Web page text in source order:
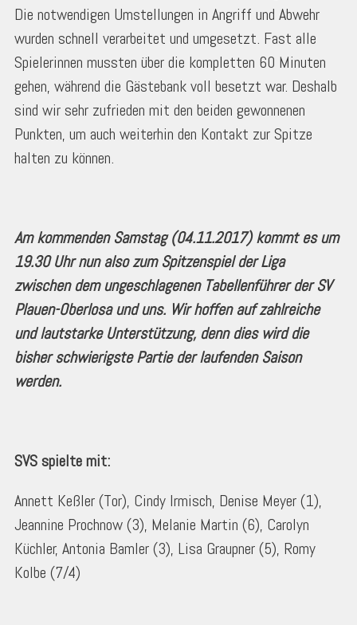
Die notwendigen Umstellungen in Angriff und Abwehr
wurden schnell verarbeitet und umgesetzt. Fast alle
Spielerinnen mussten über die kompletten 60 Minuten
gehen, während die Gästebank voll besetzt war. Deshalb
sind wir sehr zufrieden mit den beiden gewonnenen
Punkten, um auch weiterhin den Kontakt zur Spitze
halten zu können.
Am kommenden Samstag (04.11.2017) kommt es um
19.30 Uhr nun also zum Spitzenspiel der Liga
zwischen dem ungeschlagenen Tabellenführer der SV
Plauen-Oberlosa und uns. Wir hoffen auf zahlreiche
und lautstarke Unterstützung, denn dies wird die
bisher schwierigste Partie der laufenden Saison
werden.
SVS spielte mit:
Annett Keßler (Tor), Cindy Irmisch, Denise Meyer (1),
Jeannine Prochnow (3), Melanie Martin (6), Carolyn
Küchler, Antonia Bamler (3), Lisa Graupner (5), Romy
Kolbe (7/4)